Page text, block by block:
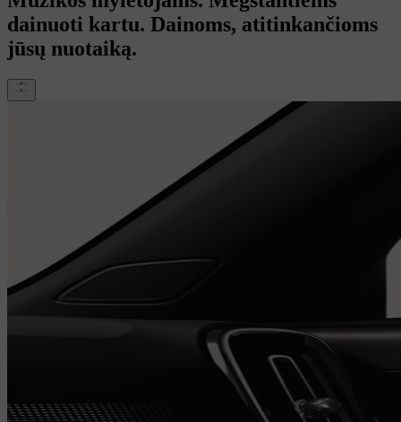
dainuoti kartu. Dainoms, atitinkančioms
jūsų nuotaiką.